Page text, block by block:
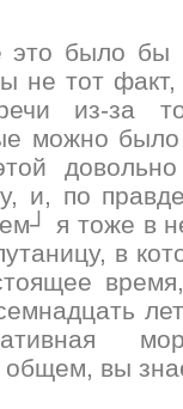
это было бы
не тот факт,
из-за
можно
и, по
я тоже в
в
общем, вы